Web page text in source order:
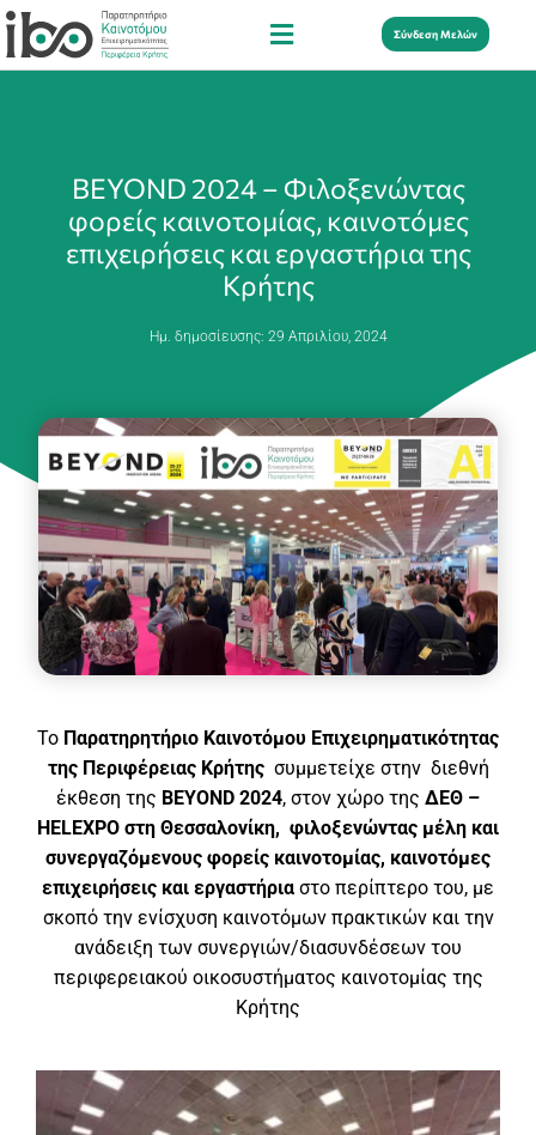
Σύνδεση Μελών
BEYOND 2024 – Φιλοξενώντας
φορείς καινοτομίας, καινοτόμες
επιχειρήσεις και εργαστήρια της
Κρήτης
Ημ. δημοσίευσης: 29 Απριλίου, 2024
Το Παρατηρητήριο Καινοτόμου Επιχειρηματικότητας
της Περιφέρειας Κρήτης συμμετείχε στην διεθνή
έκθεση της BEYOND 2024, στον χώρο της ΔΕΘ –
HELEXPO στη Θεσσαλονίκη, φιλοξενώντας μέλη και
συνεργαζόμενους φορείς καινοτομίας, καινοτόμες
επιχειρήσεις και εργαστήρια στο περίπτερο του, με
σκοπό την ενίσχυση καινοτόμων πρακτικών και την
ανάδειξη των συνεργιών/διασυνδέσεων του
περιφερειακού οικοσυστήματος καινοτομίας της
Κρήτης